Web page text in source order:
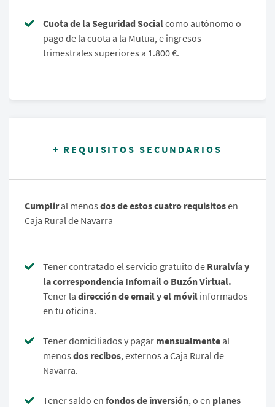
Cuota de la Seguridad Socialcomo autónomo o
pago de la cuota a la Mutua, e ingresos
trimestrales superiores a 1.800 €.
+ REQUISITOS SECUNDARIOS
Cumpliral menos dos de estos cuatro requisitosen
Caja Rural de Navarra
Tener contratado el servicio gratuito de Ruralvía y
la correspondencia Infomail o Buzón Virtual.
Tener la dirección de email y el móvil informados
en tu oficina.
Tener domiciliados y pagar mensualmente al
menos dos recibos, externos a Caja Rural de
Navarra.
Tener saldo en fondos de inversión, o en planes